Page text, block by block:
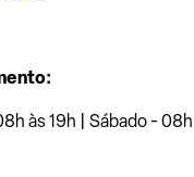
às 19h | Sábado - 08h